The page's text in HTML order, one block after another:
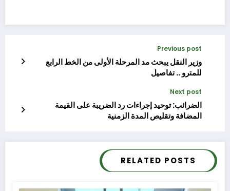
Previous post
وزير النقل يبحث مد المرحلة الأولى من الخط الرابع
للمترو .. تفاصيل
Next post
الضرائب: توحيد إجراءات رد الضريبة على القيمة
المضافة وتقليص المدة الزمنية
RELATED POSTS